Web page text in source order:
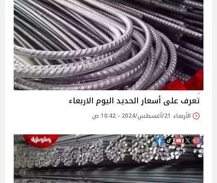
تعرف على أسعار الحديد اليوم الاربعاء
الأربعاء 21/أغسطس/2024 - 10:42 ص